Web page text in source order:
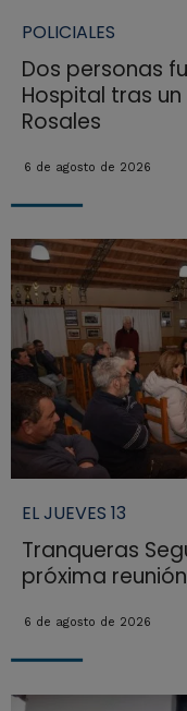
POLICIALES
Dos personas
Hospital tras
Rosales
6 de agosto de 2026
EL JUEVES 13
Tranqueras
próxima
6 de agosto de 2026